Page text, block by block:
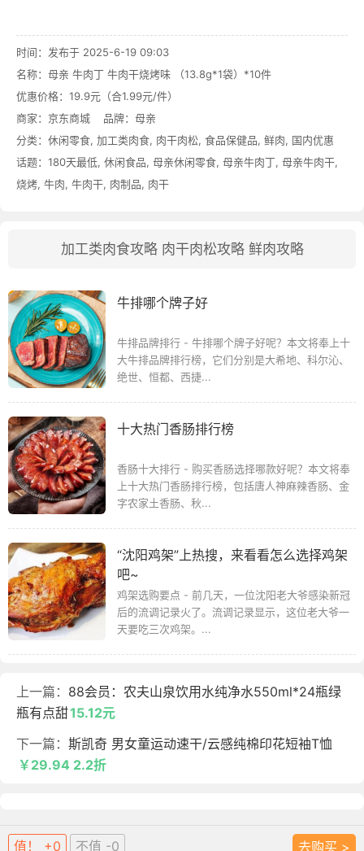
时间：发布于 2025-6-19 09:03
名称： 母亲 牛肉丁 牛肉干烧烤味 （13.8g*1袋）*10件
优惠价格： 19.9元（合1.99元/件）
商家： 京东商城 品牌： 母亲
分类： 休闲零食, 加工类肉食, 肉干肉松, 食品保健品, 鲜肉, 国内优惠
话题： 180天最低, 休闲食品, 母亲休闲零食, 母亲牛肉丁, 母亲牛肉干,
烧烤, 牛肉, 牛肉干, 肉制品, 肉干
加工类肉食攻略 肉干肉松攻略 鲜肉攻略
牛排哪个牌子好
牛排品牌排行 - 牛排哪个牌子好呢？本文将奉上十
大牛排品牌排行榜，它们分别是大希地、科尔沁、
绝世、恒都、西捷...
十大热门香肠排行榜
香肠十大排行 - 购买香肠选择哪款好呢？本文将奉
上十大热门香肠排行榜，包括唐人神麻辣香肠、金
字农家土香肠、秋...
“沈阳鸡架”上热搜，来看看怎么选择鸡架
吧~
鸡架选购要点 - 前几天，一位沈阳老大爷感染新冠
后的流调记录火了。流调记录显示，这位老大爷一
天要吃三次鸡架。...
上一篇： 88会员：农夫山泉饮用水纯净水550ml*24瓶绿
瓶有点甜15.12元
下一篇： 斯凯奇 男女童运动速干/云感纯棉印花短袖T恤
￥29.94 2.2折
值！ +0 不值 -0 去购买 >